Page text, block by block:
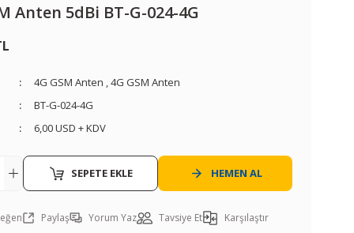
Anten 5dBi BT-G-024-4G
4G GSM Anten ,4G GSM Anten
BT-G-024-4G
6,00 USD + KDV
SEPETE EKLE HEMEN AL
Paylaş Yorum Yaz Tavsiye Et Karşılaştır